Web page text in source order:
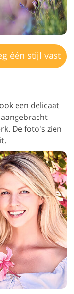
één stijl vast
een delicaat
De foto's zien